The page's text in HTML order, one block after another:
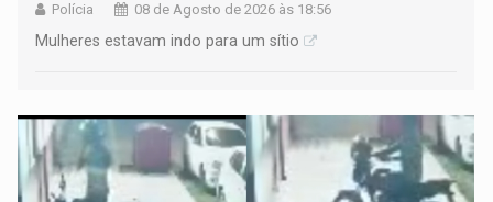
Polícia 08 de Agosto de 2026 às 18:56
Mulheres estavam indo para um sítio